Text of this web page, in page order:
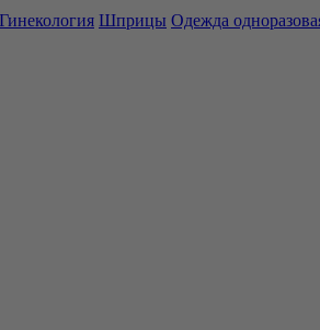
Гинекология Шприцы Одежда